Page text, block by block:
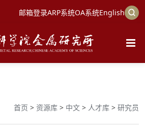
邮箱登录ARP系统OA系统English
首页 > 资源库 > 中文 > 人才库 > 研究员